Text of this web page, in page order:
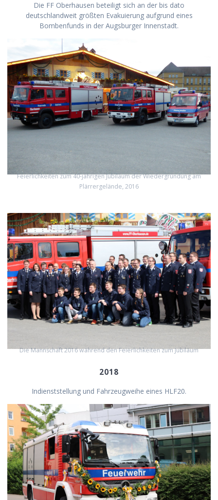
Die FF Oberhausen beteiligt sich an der bis dato
deutschlandweit größten Evakuierung aufgrund eines
Bombenfunds in der Augsburger Innenstadt.
Feierlichkeiten zum 40-jährigen Jubiläum der Wiedergründung am
Plärrergelände, 2016
Die Mannschaft 2016 während den Feierlichkeiten zum Jubiläum
2018
Indienststellung und Fahrzeugweihe eines HLF20.